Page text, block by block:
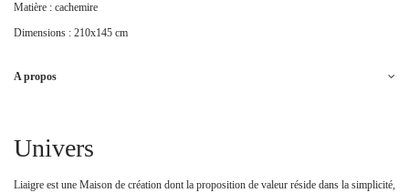
Matière : cachemire
Dimensions : 210x145 cm
A propos
Univers
Liaigre est une Maison de création dont la proposition de valeur réside dans la simplicité,